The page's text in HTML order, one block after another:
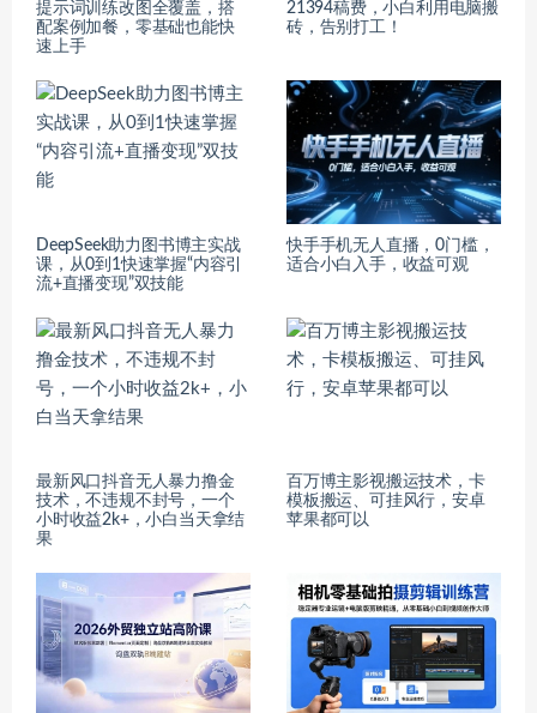
提示词训练改图全覆盖，搭
配案例加餐，零基础也能快
速上手
21394稿费，小白利用电脑搬
砖，告别打工！
DeepSeek助力图书博主实战
课，从0到1快速掌握“内容引
流+直播变现”双技能
快手手机无人直播，0门槛，
适合小白入手，收益可观
最新风口抖音无人暴力撸金
技术，不违规不封号，一个
小时收益2k+，小白当天拿结
果
百万博主影视搬运技术，卡
模板搬运、可挂风行，安卓
苹果都可以